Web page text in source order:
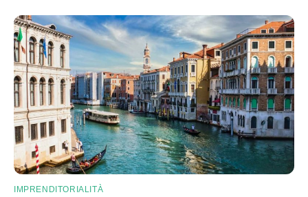
IMPRENDITORIALITÀ